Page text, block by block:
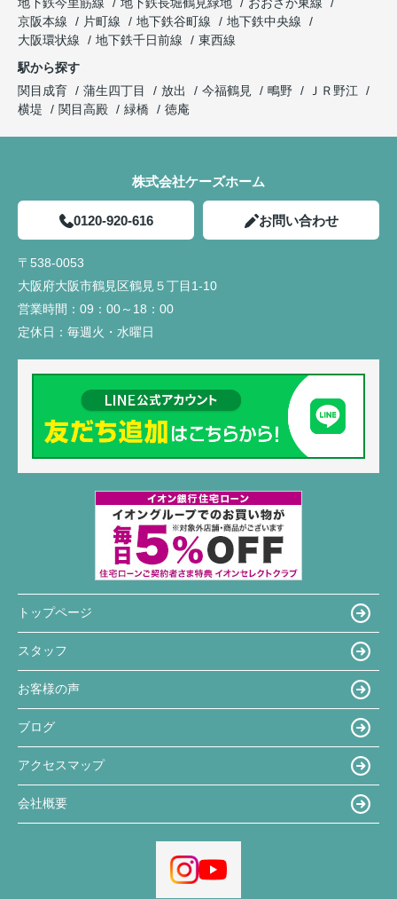
地下鉄今里筋線
地下鉄長堀鶴見緑地
おおさか東線
京阪本線
片町線 地下鉄谷町線
地下鉄中央線
大阪環状線
地下鉄千日前線
東西線
駅から探す
関目成育
蒲生四丁目 放出 今福鶴見 鴫野
ＪＲ野江
横堤
関目高殿 緑橋 徳庵
株式会社ケーズホーム
0120-920-616 お問い合わせ
〒538-0053
大阪府大阪市鶴見区鶴見５丁目1-10
営業時間： 09：00～18：00
定休日： 毎週火・水曜日
トップページ
スタッフ
お客様の声
ブログ
アクセスマップ
会社概要